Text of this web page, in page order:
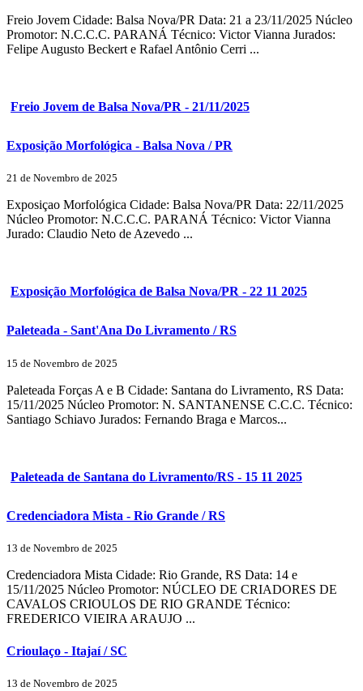
Freio Jovem Cidade: Balsa Nova/PR Data: 21 a 23/11/2025 Núcleo
Promotor: N.C.C.C. PARANÁ Técnico: Victor Vianna Jurados:
Felipe Augusto Beckert e Rafael Antônio Cerri ...
Freio Jovem de Balsa Nova/PR - 21/11/2025
Exposição Morfológica - Balsa Nova / PR
21 de Novembro de 2025
Exposiçao Morfológica Cidade: Balsa Nova/PR Data: 22/11/2025
Núcleo Promotor: N.C.C.C. PARANÁ Técnico: Victor Vianna
Jurado: Claudio Neto de Azevedo ...
Exposição Morfológica de Balsa Nova/PR - 22 11 2025
Paleteada - Sant'Ana Do Livramento / RS
15 de Novembro de 2025
Paleteada Forças A e B Cidade: Santana do Livramento, RS Data:
15/11/2025 Núcleo Promotor: N. SANTANENSE C.C.C. Técnico:
Santiago Schiavo Jurados: Fernando Braga e Marcos...
Paleteada de Santana do Livramento/RS - 15 11 2025
Credenciadora Mista - Rio Grande / RS
13 de Novembro de 2025
Credenciadora Mista Cidade: Rio Grande, RS Data: 14 e
15/11/2025 Núcleo Promotor: NÚCLEO DE CRIADORES DE
CAVALOS CRIOULOS DE RIO GRANDE Técnico:
FREDERICO VIEIRA ARAUJO ...
Crioulaço - Itajaí / SC
13 de Novembro de 2025